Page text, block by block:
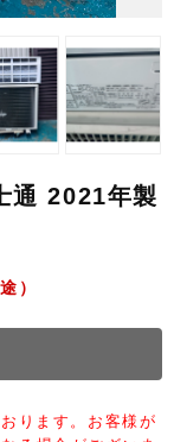
通 2021年製
）
ります。お客様が